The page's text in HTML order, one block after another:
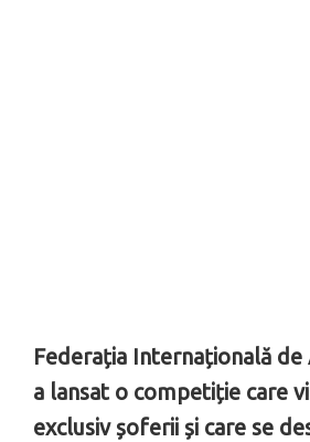
Federația Internațională
a lansat o competiție care
exclusiv șoferii și care se